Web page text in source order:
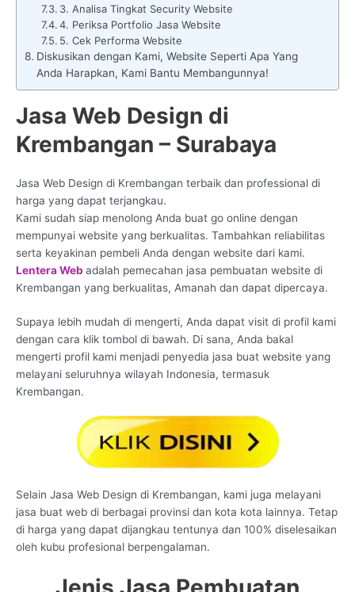
3. Analisa Tingkat Security Website
4. Periksa Portfolio Jasa Website
5. Cek Performa Website
Diskusikan dengan Kami, Website Seperti Apa Yang
Anda Harapkan, Kami Bantu Membangunnya!
Jasa Web Design di
Krembangan – Surabaya
Jasa Web Design di Krembangan terbaik dan professional di
harga yang dapat terjangkau.
Kami sudah siap menolong Anda buat go online dengan
mempunyai website yang berkualitas. Tambahkan reliabilitas
serta keyakinan pembeli Anda dengan website dari kami.
Lentera Web adalah pemecahan jasa pembuatan website di
Krembangan yang berkualitas, Amanah dan dapat dipercaya.
Supaya lebih mudah di mengerti, Anda dapat visit di profil kami
dengan cara klik tombol di bawah. Di sana, Anda bakal
mengerti profil kami menjadi penyedia jasa buat website yang
melayani seluruhnya wilayah Indonesia, termasuk
Krembangan.
Selain Jasa Web Design di Krembangan, kami juga melayani
jasa buat web di berbagai provinsi dan kota kota lainnya. Tetap
di harga yang dapat dijangkau tentunya dan 100% diselesaikan
oleh kubu profesional berpengalaman.